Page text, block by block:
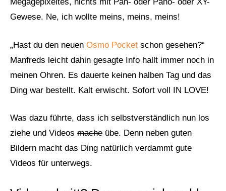
Gewese. Ne, ich wollte meins, meins, meins!
„Hast du den neuen Osmo Pocket schon gesehen?“
Manfreds leicht dahin gesagte Info hallt immer noch in
meinen Ohren. Es dauerte keinen halben Tag und das
Ding war bestellt. Kalt erwischt. Sofort voll IN LOVE!
Was dazu führte, dass ich selbstverständlich nun los
ziehe und Videos mache übe. Denn neben guten
Bildern macht das Ding natürlich verdammt gute
Videos für unterwegs.